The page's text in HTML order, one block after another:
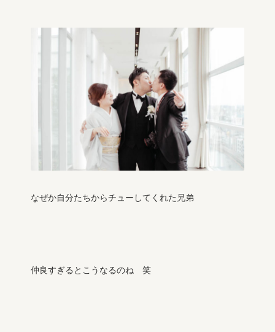
なぜか自分たちからチューしてくれた兄弟
仲良すぎるとこうなるのね 笑